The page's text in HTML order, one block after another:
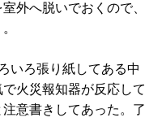
外へ脱いでおくので、
いろ張り紙してある中
火災報知器が反応して
意書きしてあった。了